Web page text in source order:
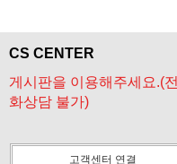
CS CENTER
게시판을 이용해주세요.(전
화상담 불가)
고객센터 연결